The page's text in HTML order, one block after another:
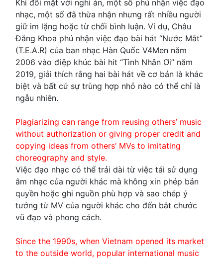
Khi đối mặt với nghi án, một số phủ nhận việc đạo
nhạc, một số đã thừa nhận nhưng rất nhiều người
giữ im lặng hoặc từ chối bình luận. Ví dụ, Châu
Đăng Khoa phủ nhận việc đạo bài hát “Nước Mắt”
(T.E.A.R) của ban nhạc Hàn Quốc V4Men năm
2006 vào điệp khúc bài hit “Tình Nhân Ơi” năm
2019, giải thích rằng hai bài hát về cơ bản là khác
biệt và bất cứ sự trùng hợp nhỏ nào có thể chỉ là
ngẫu nhiên.
Plagiarizing can range from reusing others’ music
without authorization or giving proper credit and
copying ideas from others’ MVs to imitating
choreography and style.
Việc đạo nhạc có thể trải dài từ việc tái sử dụng
âm nhạc của người khác mà không xin phép bản
quyền hoặc ghi nguồn phù hợp và sao chép ý
tưởng từ MV của người khác cho đến bắt chước
vũ đạo và phong cách.
Since the 1990s, when Vietnam opened its market
to the outside world, popular international music